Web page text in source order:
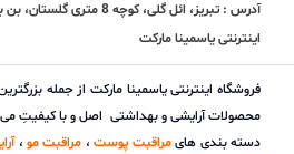
اینترنتی یاسمینا مارکت
فروشگاه اینترنتی یاسمینا مارکت از جمله
محصولات آرایشی و بهداشتی اصل و با کیفیتِ
دسته بندی هایمراقبت پوست، مراقبت مو،